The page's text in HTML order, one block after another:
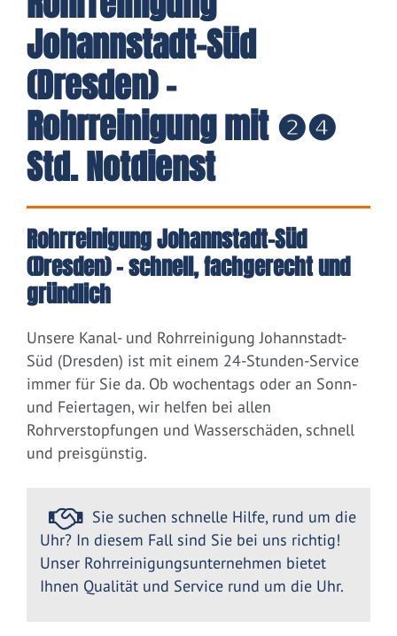
Johannstadt-Süd
(Dresden) -
Rohrreinigung mit ❷❹
Std. Notdienst
Rohrreinigung Johannstadt-Süd
(Dresden) – schnell, fachgerecht und
gründlich
Unsere Kanal- und Rohrreinigung Johannstadt-
Süd (Dresden) ist mit einem 24-Stunden-Service
immer für Sie da. Ob wochentags oder an Sonn-
und Feiertagen, wir helfen bei allen
Rohrverstopfungen und Wasserschäden, schnell
und preisgünstig.
Sie suchen schnelle Hilfe, rund um die
Uhr? In diesem Fall sind Sie bei uns richtig!
Unser Rohrreinigungsunternehmen bietet
Ihnen Qualität und Service rund um die Uhr.